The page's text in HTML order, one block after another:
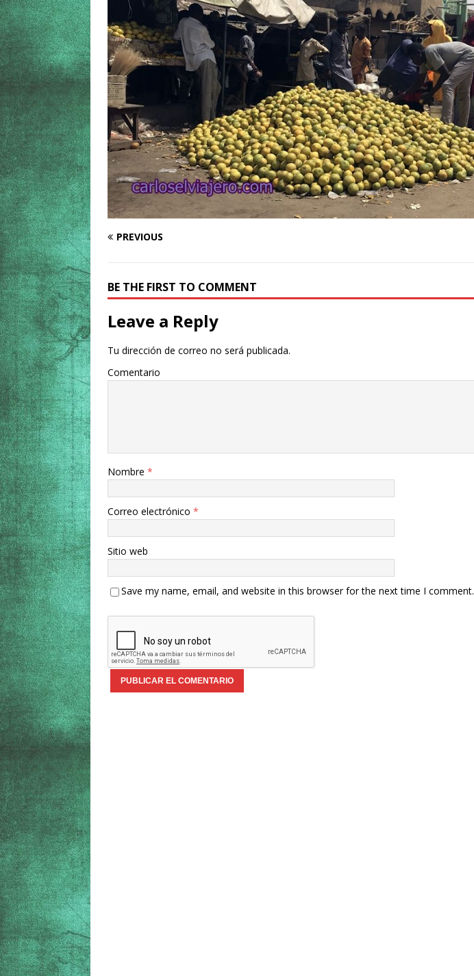
PREVIOUS
BE THE FIRST TO COMMENT
Leave a Reply
Tu dirección de correo no será publicada.
Comentario
Nombre *
Correo electrónico *
Sitio web
Save my name, email, and website in this browser for the next time I comment.